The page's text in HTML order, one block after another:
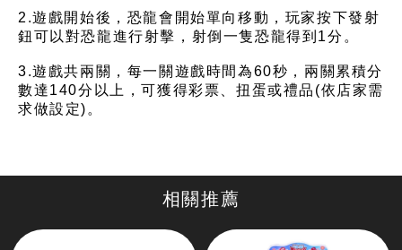
2.遊戲開始後，恐龍會開始單向移動，玩家按下發射
鈕可以對恐龍進行射擊，射倒一隻恐龍得到1分。
3.遊戲共兩關，每一關遊戲時間為60秒，兩關累積分
數達140分以上，可獲得彩票、扭蛋或禮品(依店家需
求做設定)。